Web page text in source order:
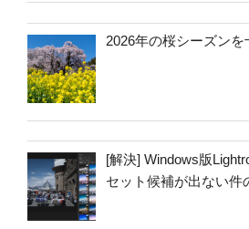
2026年の桜シーズン
[解決] Windows版
セット候補が出ない件